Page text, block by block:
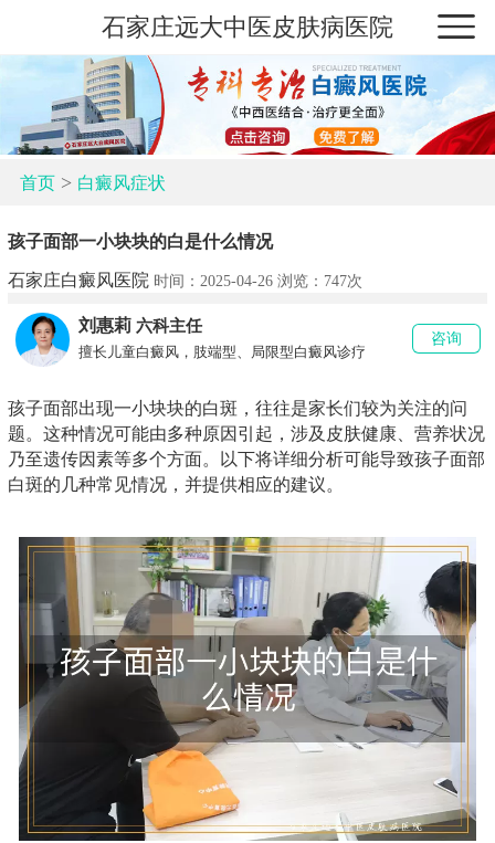
石家庄远大中医皮肤病医院
首页> 白癜风症状
孩子面部一小块块的白是什么情况
石家庄白癜风医院 时间：2025-04-26 浏览： 747次
刘惠莉 六科主任
擅长儿童白癜风，肢端型、局限型白癜风诊疗
咨询
孩子面部出现一小块块的白斑，往往是家长们较为关注的问
题。这种情况可能由多种原因引起，涉及皮肤健康、营养状况
乃至遗传因素等多个方面。以下将详细分析可能导致孩子面部
白斑的几种常见情况，并提供相应的建议。